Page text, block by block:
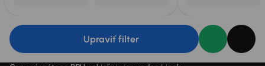
Upraviť filter